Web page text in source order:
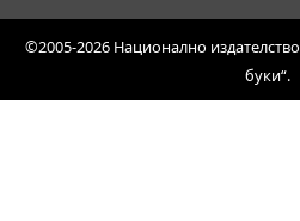
©2005-2026 Национално
буки“.